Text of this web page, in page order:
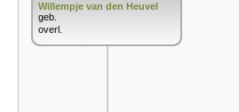
Willempje van den Heuvel
geb.
overl.